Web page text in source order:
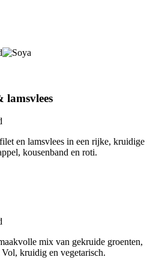
en lamsvlees in een rijke, kruidige
kousenband en roti.
mix van gekruide groenten,
kruidig en vegetarisch.